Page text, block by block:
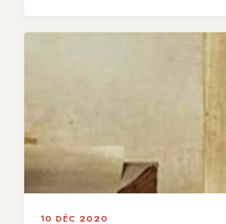
10 DÉC 2020